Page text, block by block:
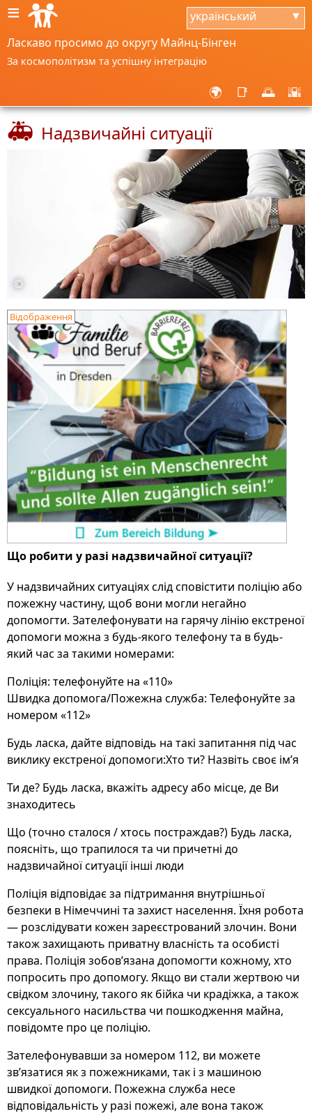
≡ український ▼
Ласкаво просимо до округу Майнц-Бінген
За космополітизм та успішну інтеграцію
🌍 📑 🌅 🌇
🚑 Надзвичайні ситуації
©
Відображення
Що робити у разі надзвичайної ситуації?
У надзвичайних ситуаціях слід сповістити поліцію або
пожежну частину, щоб вони могли негайно
допомогти. Зателефонувати на гарячу лінію екстреної
допомоги можна з будь-якого телефону та в будь-
який час за такими номерами:
Поліція: телефонуйте на «110»
Швидка допомога/Пожежна служба: Телефонуйте за
номером «112»
Будь ласка, дайте відповідь на такі запитання під час
виклику екстреної допомоги:Хто ти? Назвіть своє ім’я
Ти де? Будь ласка, вкажіть адресу або місце, де Ви
знаходитесь
Що (точно сталося / хтось постраждав?) Будь ласка,
поясніть, що трапилося та чи причетні до
надзвичайної ситуації інші люди
Поліція відповідає за підтримання внутрішньої
безпеки в Німеччині та захист населення. Їхня робота
— розслідувати кожен зареєстрований злочин. Вони
також захищають приватну власність та особисті
права. Поліція зобов’язана допомогти кожному, хто
попросить про допомогу. Якщо ви стали жертвою чи
свідком злочину, такого як бійка чи крадіжка, а також
сексуального насильства чи пошкодження майна,
повідомте про це поліцію.
Зателефонувавши за номером 112, ви можете
зв’язатися як з пожежниками, так і з машиною
швидкої допомоги. Пожежна служба несе
відповідальність у разі пожежі, але вона також